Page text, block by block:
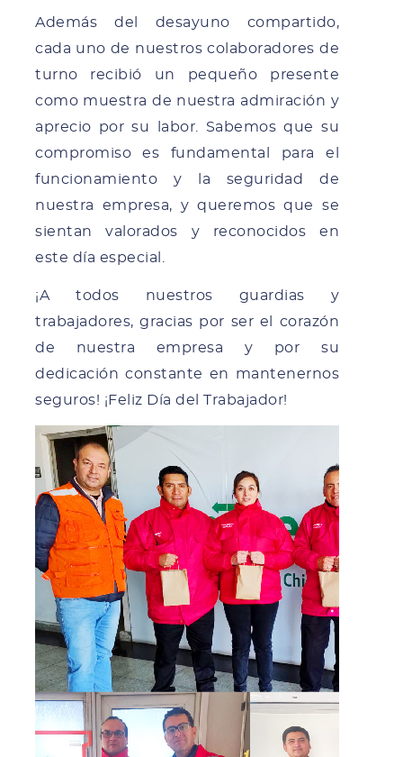
Además del desayuno compartido,
cada uno de nuestros colaboradores de
turno recibió un pequeño presente
como muestra de nuestra admiración y
aprecio por su labor. Sabemos que su
compromiso es fundamental para el
funcionamiento y la seguridad de
nuestra empresa, y queremos que se
sientan valorados y reconocidos en
este día especial.
¡A todos nuestros guardias y
trabajadores, gracias por ser el corazón
de nuestra empresa y por su
dedicación constante en mantenernos
seguros! ¡Feliz Día del Trabajador!